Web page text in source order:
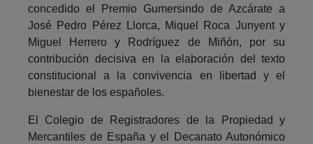
concedido el Premio Gumersindo de Azcárate a
José Pedro Pérez Llorca, Miquel Roca Junyent y
Miguel Herrero y Rodríguez de Miñón, por su
contribución decisiva en la elaboración del texto
constitucional a la convivencia en libertad y el
bienestar de los españoles.
El Colegio de Registradores de la Propiedad y
Mercantiles de España y el Decanato Autonómico